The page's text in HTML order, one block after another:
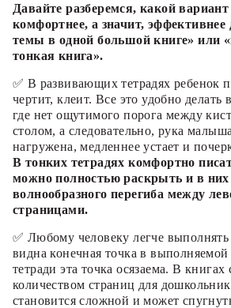
Давайте разберемся, какой вариант
комфортнее, а значит, эффективнее
темы в одной большой книге» или
тонкая книга».
✅ В развивающих тетрадях ребенок
чертит, клеит. Все это удобно делать
где нет ощутимого порога между
столом, а следовательно, рука
нагружена, медленнее устает и
В тонких тетрадях комфортно
можно полностью раскрыть и в них
волнообразного перегиба между
страницами.
✅ Любому человеку легче выполнять
видна конечная точка в
тетради эта точка осязаема. В
количеством страниц для
становится сложной и может